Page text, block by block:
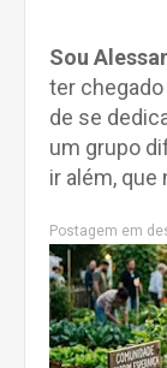
Sou
ter
de se
um grupo
ir além,
Postagem em